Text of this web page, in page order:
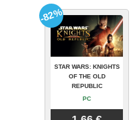
STAR WARS: KNIGHTS
OF THE OLD
REPUBLIC
PC
-82%